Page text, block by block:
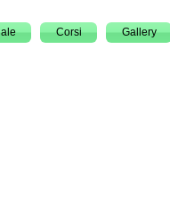
Corsi Gallery